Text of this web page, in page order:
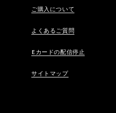
ご購入について
よくあるご質問
Eカードの配信停止
サイトマップ